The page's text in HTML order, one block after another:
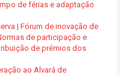
de férias e adaptação
| Fórum de inovação de
de participação e
de prémios dos
ao Alvará de